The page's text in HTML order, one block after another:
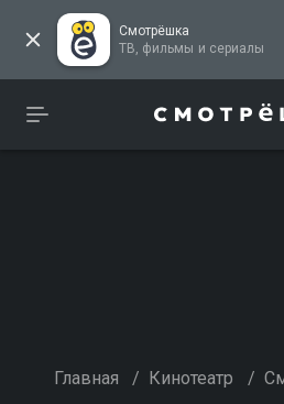
Смотрёшка
ТВ, фильмы и сериалы
Главная / Кинотеатр /